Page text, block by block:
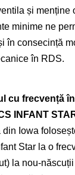
și menține
minime ne
în consecință
în RDS.
cu frecvență
INFANT
Iowa
Star la o
la nou-